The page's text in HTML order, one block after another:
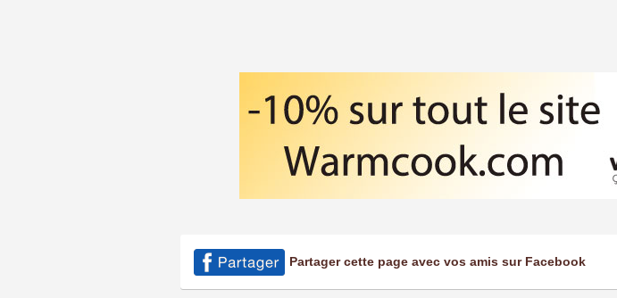
Partager cette page avec vos amis sur Facebook